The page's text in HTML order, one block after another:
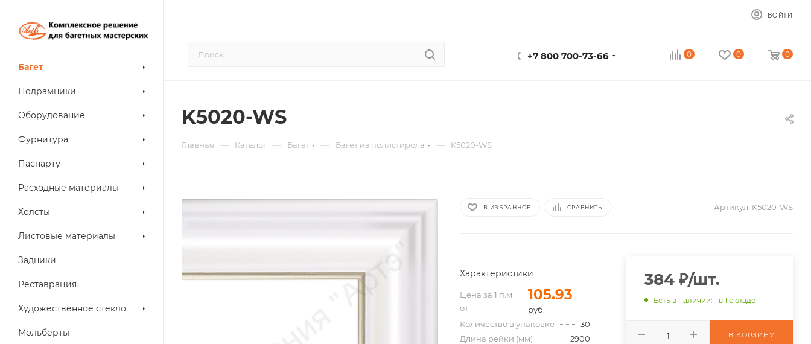
ВОЙТИ
+7 800 700-73-66 0 0 0
Багет
Подрамники
Оборудование
Фурнитура
Паспарту
Расходные материалы
Холсты
Листовые материалы
Задники
Реставрация
Художественное стекло
Мольберты
K5020-WS
Главная — Каталог — Багет — Багет из полистирола — K5020-WS
В ИЗБРАННОЕ СРАВНИТЬ Артикул: K5020-WS
Характеристики
Цена за 1 п.м
от
105.93
руб.
Количество в упаковке
30
Длина рейки (мм)
2900
384 ₽/шт.
Есть в наличии: 1 в 1 складе
В КОРЗИНУ